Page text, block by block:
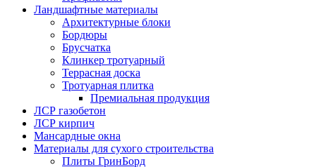
Ландшафтные материалы
Архитектурные блоки
Бордюры
Брусчатка
Клинкер тротуарный
Террасная доска
Тротуарная плитка
Премиальная продукция
ЛСР газобетон
ЛСР кирпич
Мансардные окна
Материалы для сухого строительства
Плиты ГринБорд